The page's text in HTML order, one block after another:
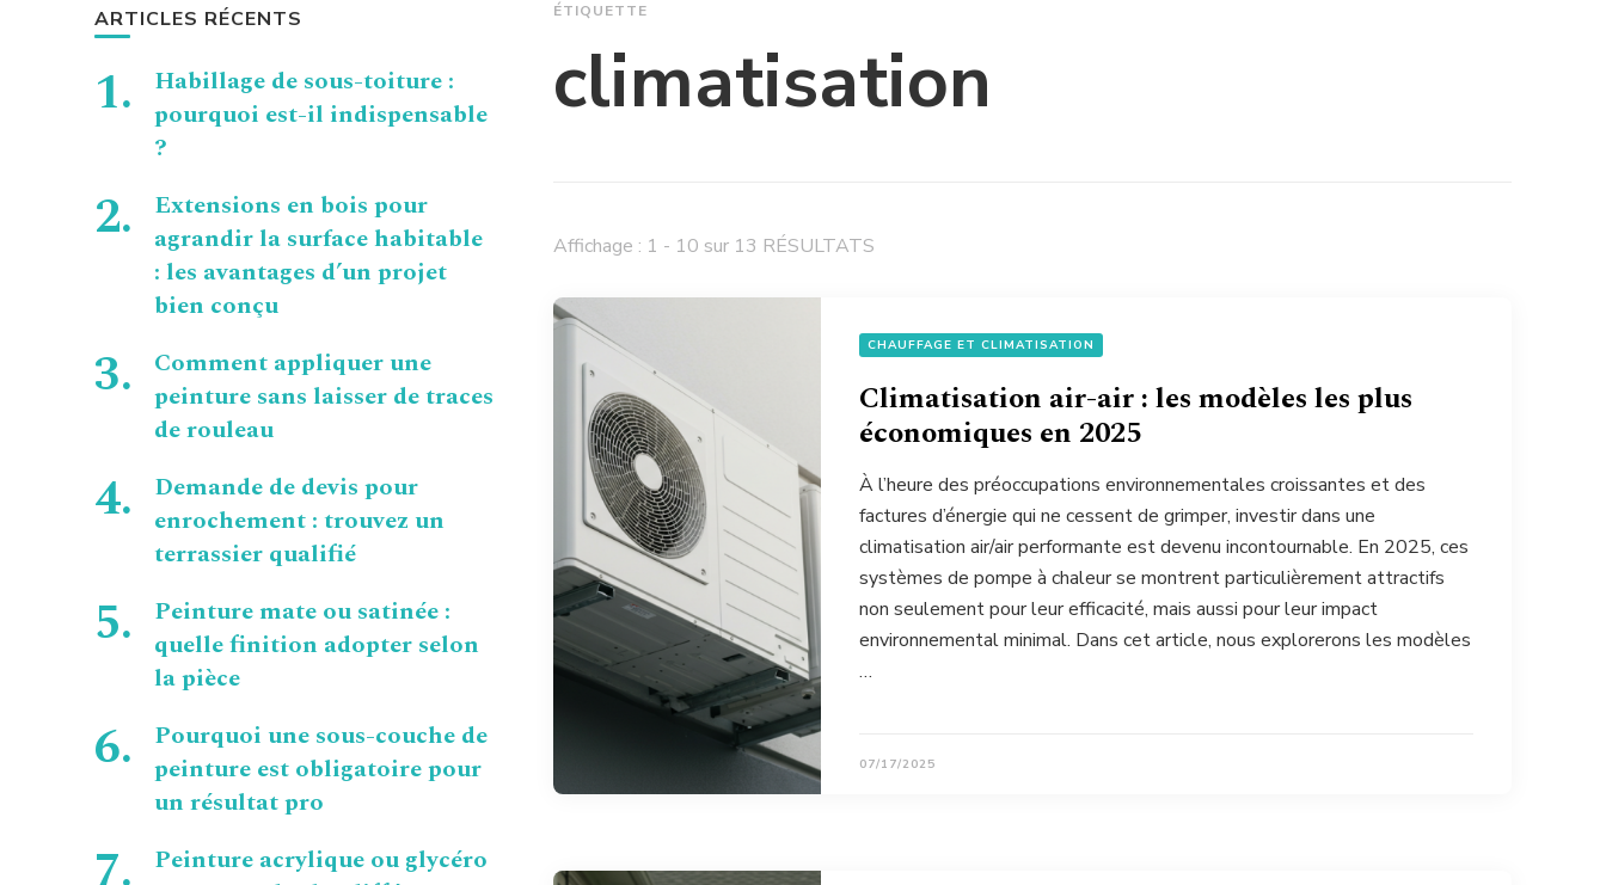
ÉTIQUETTE
climatisation
Affichage : 1 - 10 sur 13 RÉSULTATS
CHAUFFAGE ET CLIMATISATION
Climatisation air-air : les modèles les plus
économiques en 2025
À l’heure des préoccupations environnementales croissantes et des
factures d’énergie qui ne cessent de grimper, investir dans une
climatisation air/air performante est devenu incontournable. En 2025, ces
systèmes de pompe à chaleur se montrent particulièrement attractifs
non seulement pour leur efficacité, mais aussi pour leur impact
environnemental minimal. Dans cet article, nous explorerons les modèles
…
07/17/2025
ARTICLES RÉCENTS
Habillage de sous-toiture :
pourquoi est-il indispensable
?
Extensions en bois pour
agrandir la surface habitable
: les avantages d’un projet
bien conçu
Comment appliquer une
peinture sans laisser de traces
de rouleau
Demande de devis pour
enrochement : trouvez un
terrassier qualifié
Peinture mate ou satinée :
quelle finition adopter selon
la pièce
Pourquoi une sous-couche de
peinture est obligatoire pour
un résultat pro
Peinture acrylique ou glycéro